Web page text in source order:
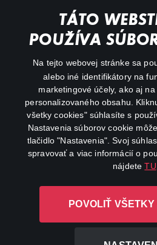
TÁTO
POUŽÍVA
Na tejto webovej stránke sa
alebo iné identifikátory na
marketingové účely, ako aj
personalizovaného obsahu.
všetky cookies" súhlasíte s
Nastavenia súborov cookie
tlačidlo "Nastavenia". Svoj
spravovať a viac informácií o
nájdeteTU
POVOLIŤ
My profile
Important links
Canal+ Luxembourg S. à r.l. so sídlom